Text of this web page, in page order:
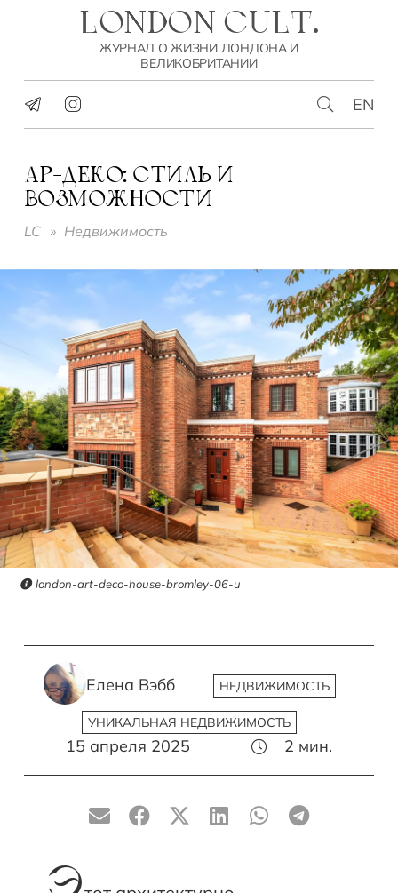
LONDON CULT.
ЖУРНАЛ О ЖИЗНИ ЛОНДОНА И
ВЕЛИКОБРИТАНИИ
EN
АР-ДЕКО: СТИЛЬ И
ВОЗМОЖНОСТИ
LC » Недвижимость
london-art-deco-house-bromley-06-u
Елена Вэбб НЕДВИЖИМОСТЬ
УНИКАЛЬНАЯ НЕДВИЖИМОСТЬ
15 апреля 2025 2 мин.